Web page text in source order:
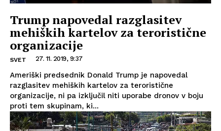
Trump napovedal razglasitev
mehiških kartelov za teroristične
organizacije
SVET 27. 11. 2019, 9:37
Ameriški predsednik Donald Trump je napovedal
razglasitev mehiških kartelov za teroristične
organizacije, ni pa izključil niti uporabe dronov v boju
proti tem skupinam, ki...